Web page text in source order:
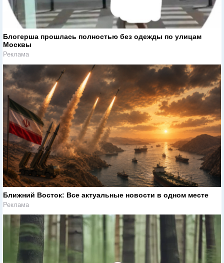
Блогерша прошлась полностью без одежды по улицам
Москвы
Реклама
Ближний Восток: Все актуальные новости в одном месте
Реклама